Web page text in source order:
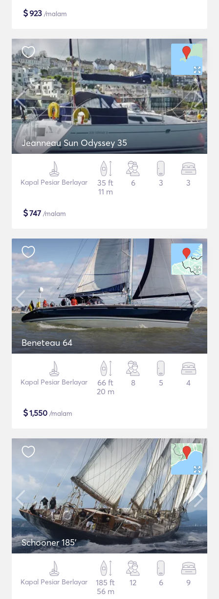
$923 /malam
Jeanneau Sun Odyssey 35
Kapal Pesiar Berlayar
35 ft
11 m
6 3 3
$747 /malam
Beneteau 64
Kapal Pesiar Berlayar
66 ft
20 m
8 5 4
$1,550 /malam
Schooner 185'
Kapal Pesiar Berlayar
185 ft
56 m
12 6 9